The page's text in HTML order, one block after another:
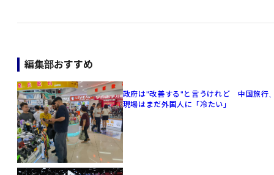
編集部おすすめ
政府は"改善する"と言うけれど 中国旅行
現場はまだ外国人に「冷たい」